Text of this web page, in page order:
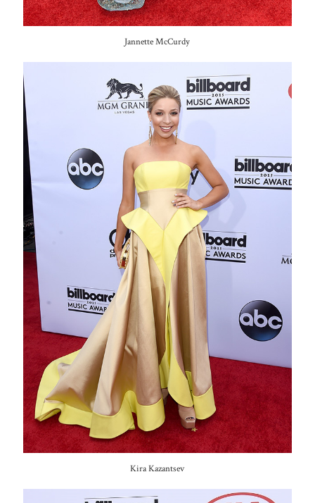
Jannette McCurdy
Kira Kazantsev